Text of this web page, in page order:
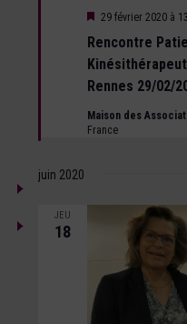
Rencontre
Rennes 29/02/
Mis
avant
29 février 2020 à
Maison des
France
juin 2020
JEU
18